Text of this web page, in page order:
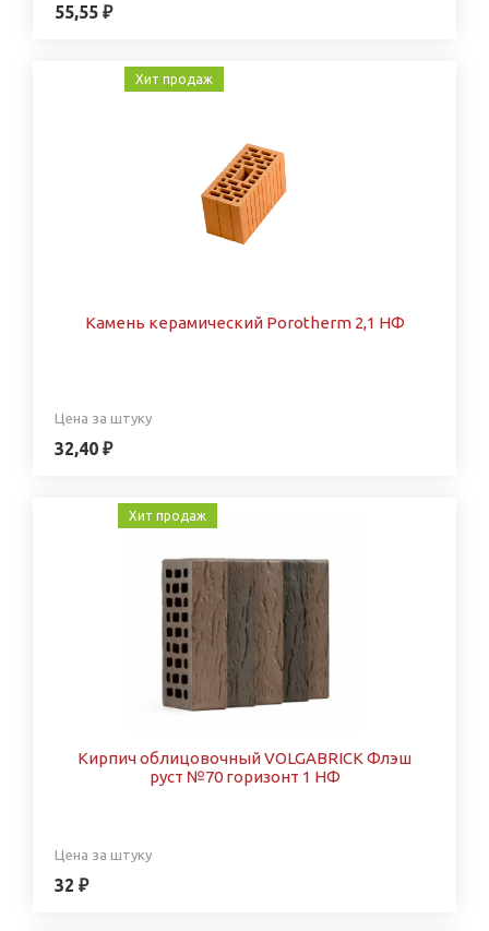
55,55 ₽
Хит продаж
Камень керамический Porotherm 2,1 НФ
Цена за штуку
32,40 ₽
Хит продаж
Кирпич облицовочный VOLGABRICK Флэш
руст №70 горизонт 1 НФ
Цена за штуку
32 ₽